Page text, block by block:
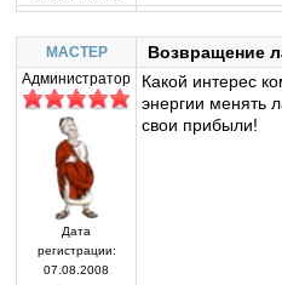
MACTEP Возвращение
Администратор
Дата
регистрации:
07.08.2008
Какой интерес
энергии менять
свои прибыли!